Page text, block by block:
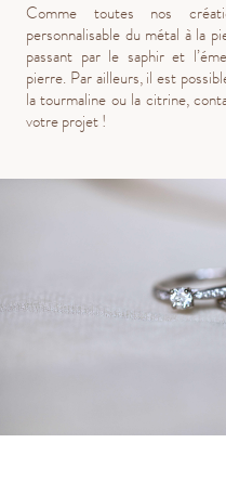
Comme toutes nos
personnalisable du métal à la
passant par le saphir et
pierre. Par ailleurs, il est
la tourmaline ou la citrine,
votre projet !